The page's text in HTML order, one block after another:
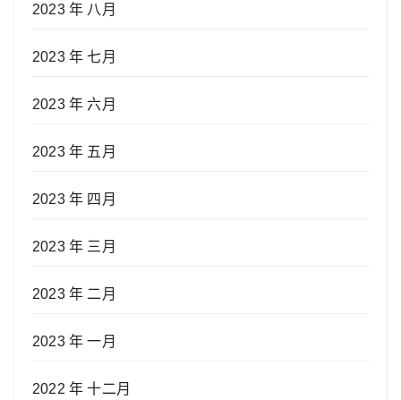
2023 年 八月
2023 年 七月
2023 年 六月
2023 年 五月
2023 年 四月
2023 年 三月
2023 年 二月
2023 年 一月
2022 年 十二月